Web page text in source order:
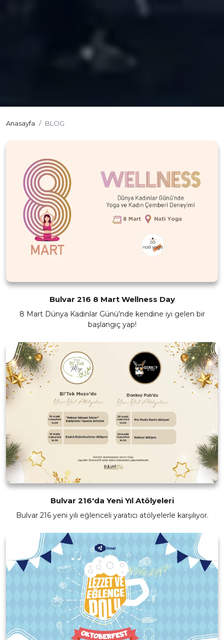
Anasayfa BLOG
Bulvar 216 8 Mart Wellness Day
8 Mart Dünya Kadınlar Günü’nde kendine iyi gelen bir
başlangıç yap!
Bulvar 216'da Yeni Yıl Atölyeleri
Bulvar 216 yeni yılı eğlenceli yaratıcı atölyelerle karşılıyor.